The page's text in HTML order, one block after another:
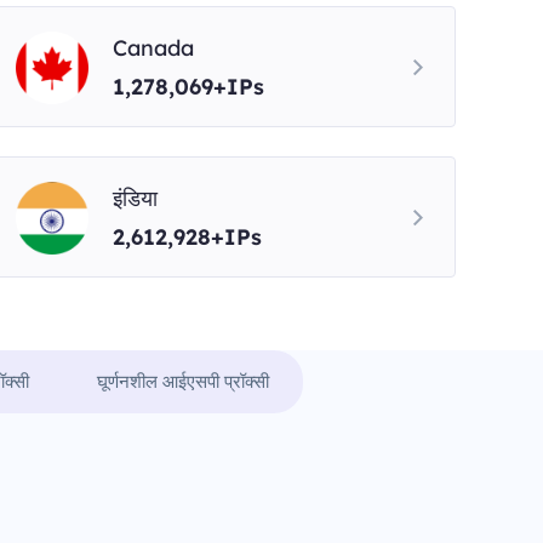
Canada
1,278,069+IPs
इंडिया
2,612,928+IPs
घूर्णनशील आईएसपी प्रॉक्सी